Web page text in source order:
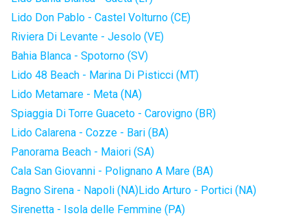
Lido Don Pablo - Castel Volturno (CE)
Riviera Di Levante - Jesolo (VE)
Bahia Blanca - Spotorno (SV)
Lido 48 Beach - Marina Di Pisticci (MT)
Lido Metamare - Meta (NA)
Spiaggia Di Torre Guaceto - Carovigno (BR)
Lido Calarena - Cozze - Bari (BA)
Panorama Beach - Maiori (SA)
Cala San Giovanni - Polignano A Mare (BA)
Bagno Sirena - Napoli (NA)Lido Arturo - Portici (NA)
Sirenetta - Isola delle Femmine (PA)